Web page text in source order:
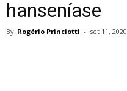
hanseníase
By Rogério Princiotti - set 11, 2020